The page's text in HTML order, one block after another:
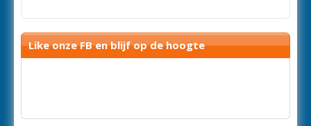
Like onze FB en blijf op de hoogte